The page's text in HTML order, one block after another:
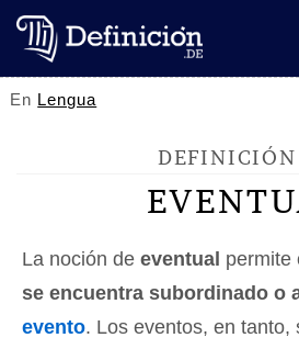
En Lengua
DEFINICIÓN
La noción de eventual permite
se encuentra subordinado o
evento. Los eventos, en tanto,